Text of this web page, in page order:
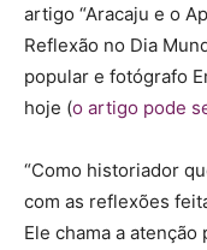
artigo “Aracaju e o
Reflexão no Dia
popular e fotógrafo
hoje (o artigo pode
“Como historiador
com as reflexões
Ele chama a